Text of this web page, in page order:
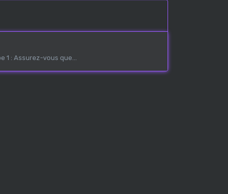
1 : Assurez-vous que...